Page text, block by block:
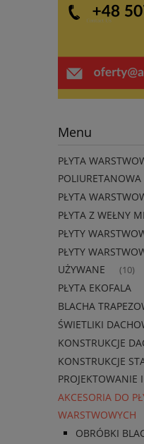
Menu
PŁYTA
POLIURETANOWA
PŁYTA
PŁYTA Z WEŁNY
PŁYTY
PŁYTY
UŻYWANE
(10)
PŁYTA EKOFALA
BLACHA
ŚWIETLIKI
KONSTRUKCJE
KONSTRUKCJE
PROJEKTOWANIE
AKCESORIA DO
WARSTWOWYCH
OBRÓBKI